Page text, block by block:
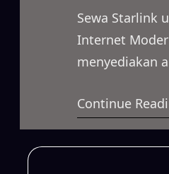
Sewa Starlink
Internet
menyediakan
digunakan
Selain itu,
kebutuhan
Continue